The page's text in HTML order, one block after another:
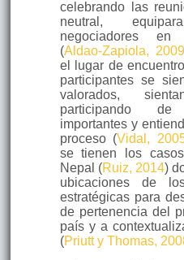
celebrando las
neutral,
negociadores en
(Aldao-Zapiola, 2009
el lugar de
participantes se
valorados,
participando de
importantes y
proceso (Vidal,
se tienen los
Nepal (Ruiz, 2014)
ubicaciones de
estratégicas para
de pertenencia del
país y a
(Priutt y Thomas,